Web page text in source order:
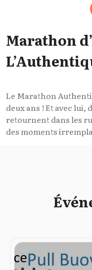
Marathon
Le Marathon
deux ans ! Et avec
retournent dans les
des moments